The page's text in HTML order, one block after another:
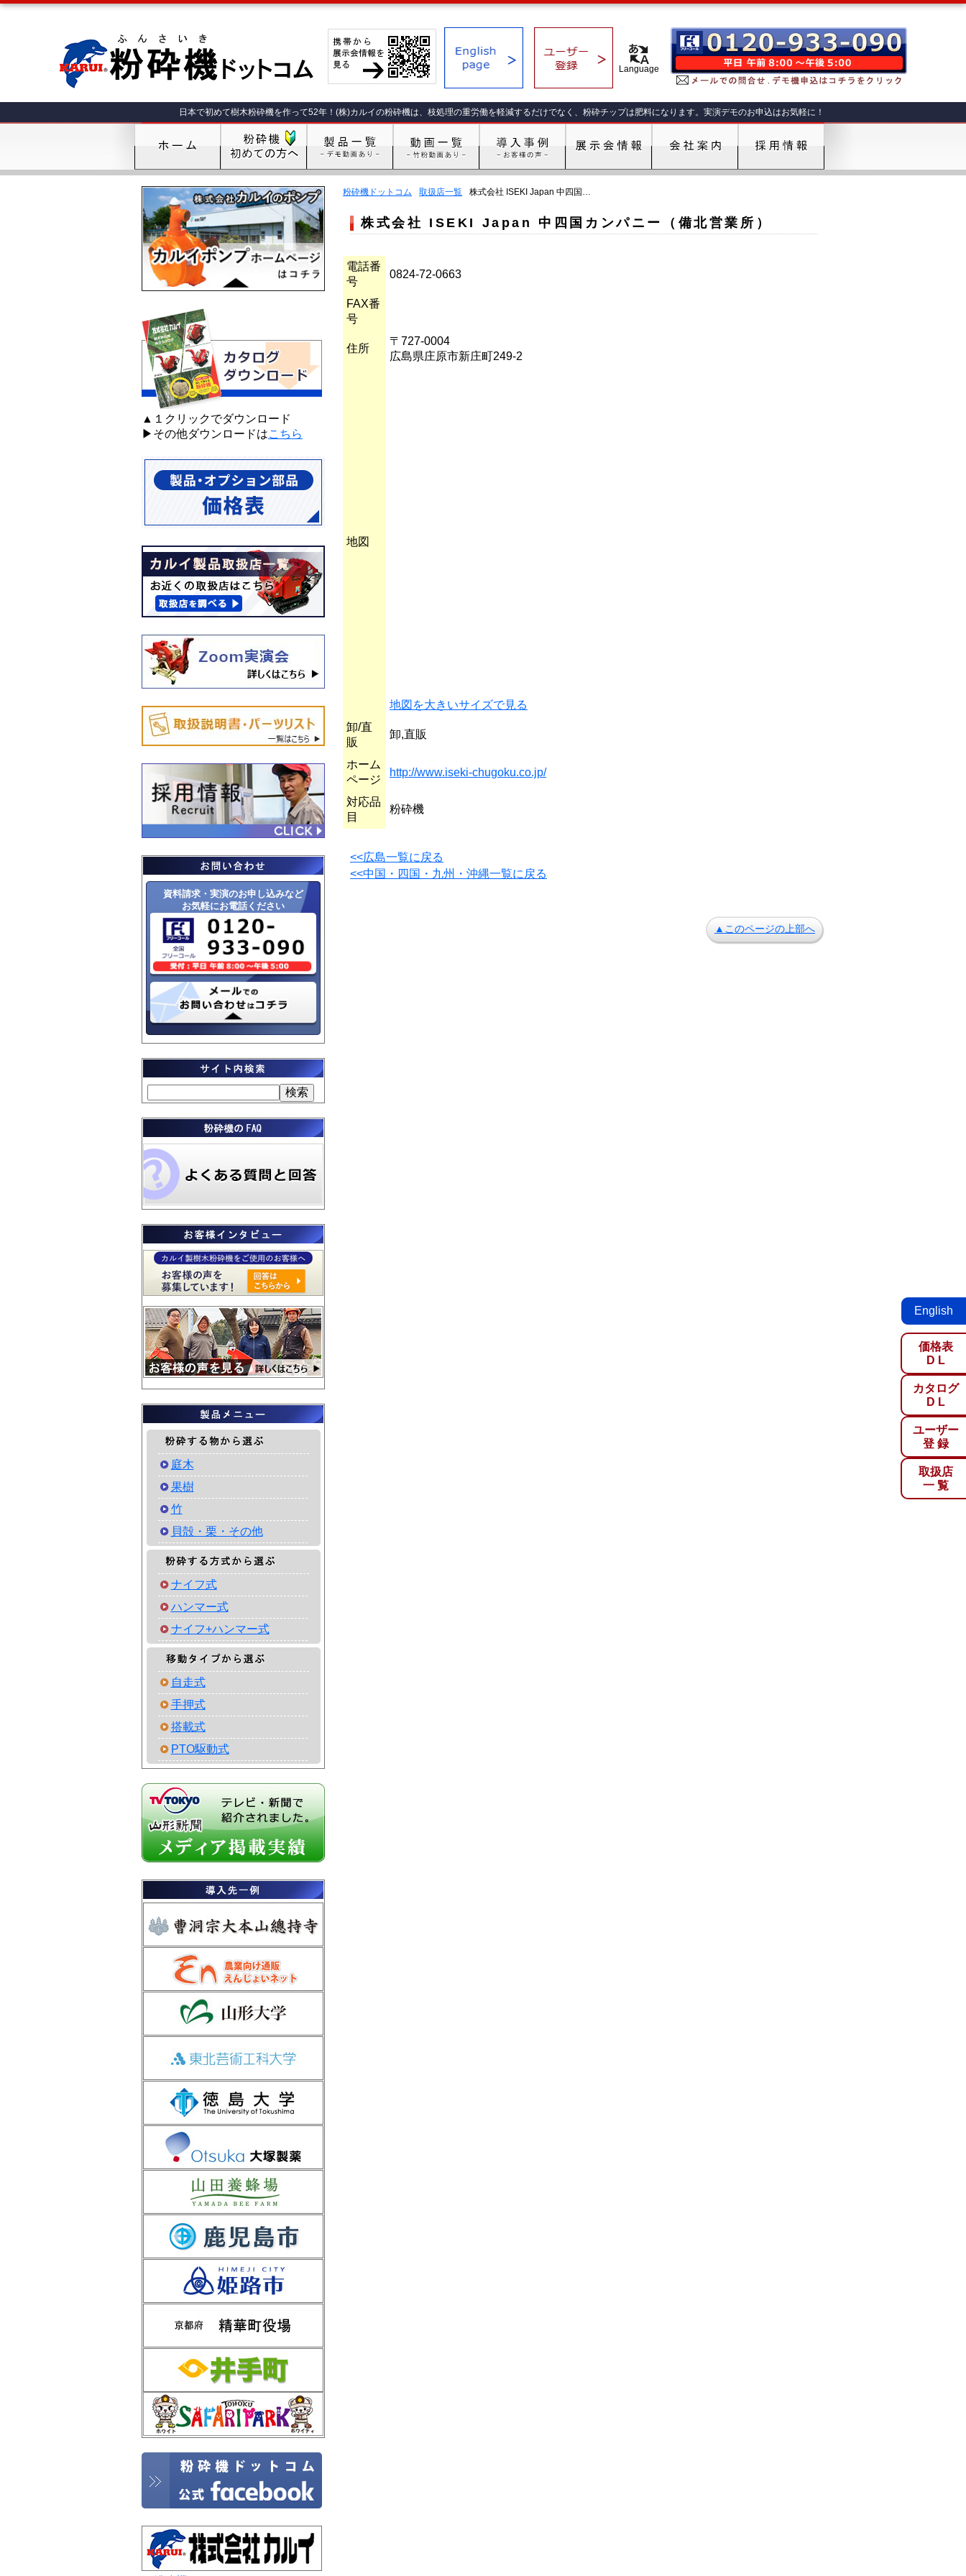
English
価格表
D L
カタログ
D L
ユーザー
登 録
取扱店
一 覧
日本で初めて樹木粉砕機を作って52年！(株)カルイの粉砕機は、枝処理の重労働を軽減するだけでなく、粉砕チップは肥料になります。実演デモのお申込はお気軽に！
▲１クリックでダウンロード
▶その他ダウンロードはこちら
資料請求・実演のお申し込みなど
お気軽にお電話ください
庭木
果樹
竹
貝殻・栗・その他
ナイフ式
ハンマー式
ナイフ+ハンマー式
自走式
手押式
搭載式
PTO駆動式
粉砕機ドットコム 取扱店一覧 株式会社 ISEKI Japan 中四国…
株式会社 ISEKI Japan 中四国カンパニー（備北営業所）
電話番
号
0824-72-0663
FAX番
号
住所
〒727-0004
広島県庄原市新庄町249-2
地図
地図を大きいサイズで見る
卸/直
販
卸,直販
ホーム
ページ
http://www.iseki-chugoku.co.jp/
対応品
目
粉砕機
<<広島一覧に戻る
<<中国・四国・九州・沖縄一覧に戻る
▲このページの上部へ